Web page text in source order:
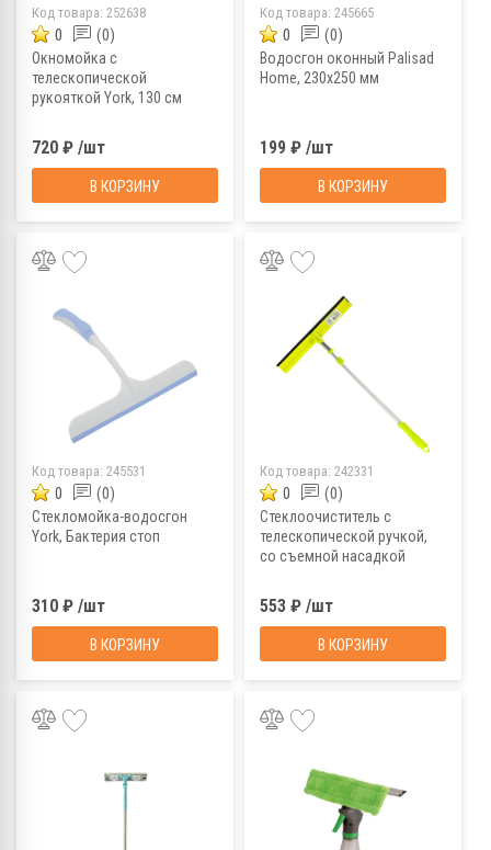
Код товара: 252638
0 (0)
Окномойка с
телескопической
рукояткой York, 130 см
720 ₽ /шт
В КОРЗИНУ
Код товара: 245665
0 (0)
Водосгон оконный Palisad
Home, 230х250 мм
199 ₽ /шт
В КОРЗИНУ
Код товара: 245531
0 (0)
Стекломойка-водосгон
York, Бактерия стоп
310 ₽ /шт
В КОРЗИНУ
Код товара: 242331
0 (0)
Стеклоочиститель с
телескопической ручкой,
со съемной насадкой
553 ₽ /шт
В КОРЗИНУ